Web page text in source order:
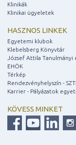
Klinikák
Klinikai ügyeletek
HASZNOS LINKEK
Egyetemi klubok
Klebelsberg Könyvtár
József Attila Tanulmányi
EHÖK
Térkép
Rendezvényhelyszín -
Karrier - Pályázatok
KÖVESS MINKET